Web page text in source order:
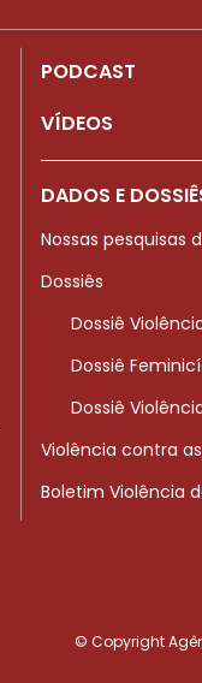
PODCAST
VÍDEOS
DADOS E
Nossas pesquisas
Dossiês
Dossiê
Dossiê
Dossiê
Violência contra
Boletim Violência
© Copyright